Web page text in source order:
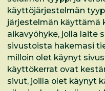
käyttöjärjestelmän
järjestelmän käyttämä
aikavyöhyke, jolla laite
sivustoista hakemasi
milloin olet käynyt
käyttökerrat ovat
sivut, joilla olet käynyt